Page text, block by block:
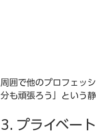
周囲で他のプロフェッ
分も頑張ろう」という
3. プライベー